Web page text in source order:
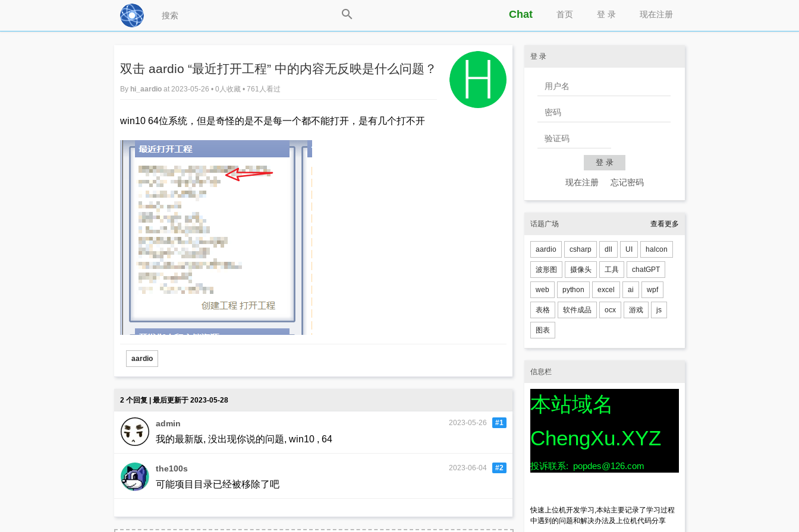
现在注册
登 录
首页
Chat
双击 aardio “最近打开工程” 中的内容无反映是什么问题？
By hi_aardio at 2023-05-26 • 0人收藏 • 761人看过
win10 64位系统，但是奇怪的是不是每一个都不能打开，是有几个打不开
aardio
2 个回复 | 最后更新于 2023-05-28
admin 2023-05-26 #1
我的最新版, 没出现你说的问题, win10 , 64
the100s 2023-06-04 #2
可能项目目录已经被移除了吧
登 录
现在注册 忘记密码
话题广场 查看更多
aardio csharp dll UI halcon
波形图 摄像头 工具 chatGPT
web python excel ai wpf
表格 软件成品 ocx 游戏 js
图表
信息栏
本站域名
ChengXu.XYZ
投诉联系: popdes@126.com
快速上位机开发学习,本站主要记录了学习过程
中遇到的问题和解决办法及上位机代码分享